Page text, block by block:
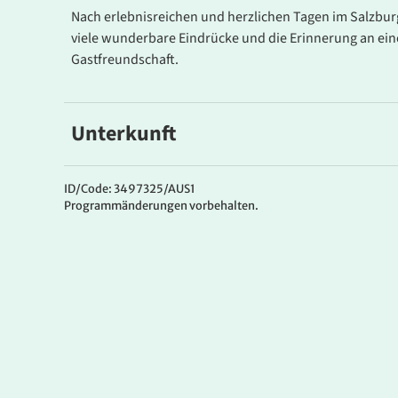
Nach erlebnisreichen und herzlichen Tagen im
viele wunderbare Eindrücke und die Erinnerung an
Gastfreundschaft.
Unterkunft
Hotel Haus Lungau
Das3*Hotel Haus Lungau
familiär von Familie Lüftenegger geführt. Das Hotel ist
ID/Code: 3497325/AUS1
Programmänderungen vorbehalten.